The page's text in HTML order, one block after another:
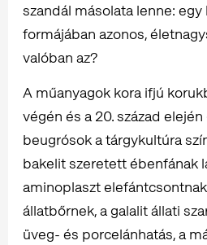
szandál másolata lenne:
formájában azonos,
valóban az?
A műanyagok kora ifjú
végén és a 20. század
beugrósok a tárgykultúra
bakelit szeretett ébenfának
aminoplaszt
állatbőrnek, a galalit állati
üveg- és porcelánhatás, a